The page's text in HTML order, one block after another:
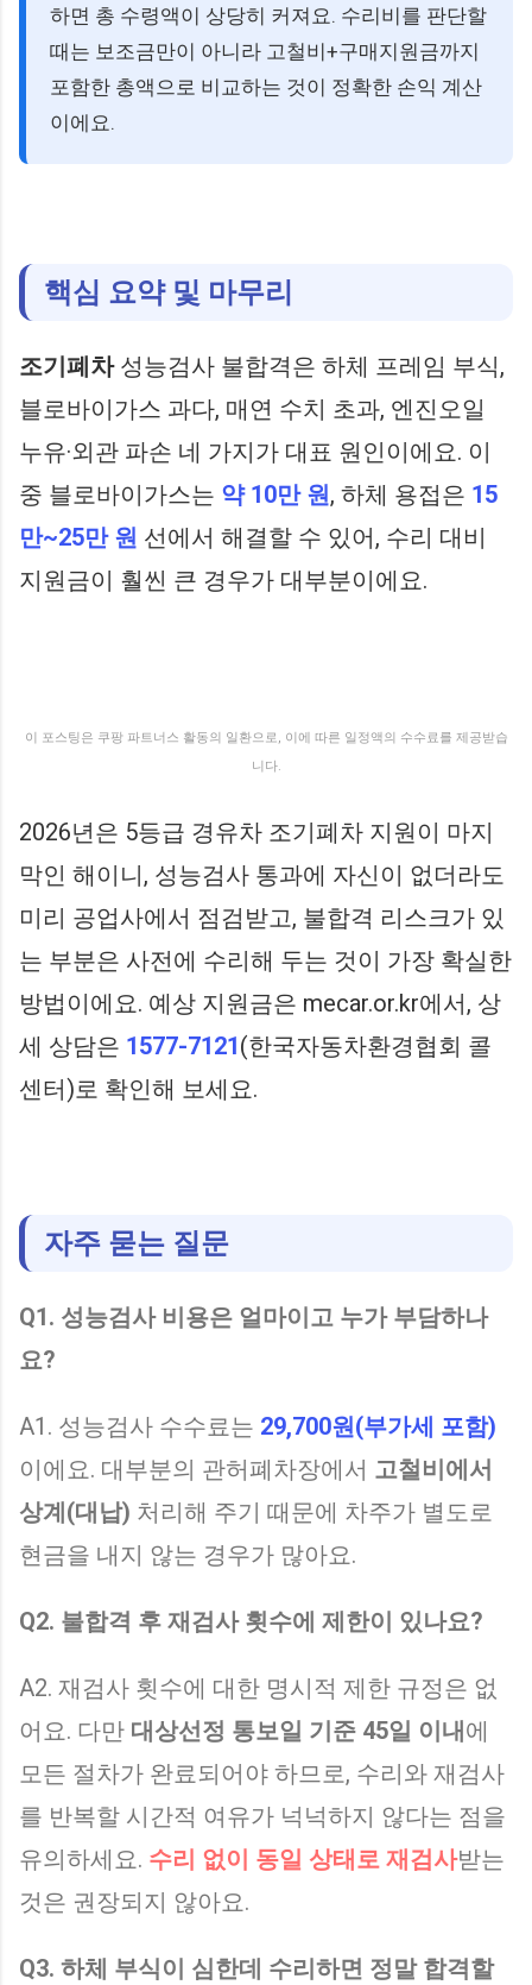
하면 총 수령액이 상당히 커져요. 수리비를 판단할
때는 보조금만이 아니라 고철비+구매지원금까지
포함한 총액으로 비교하는 것이 정확한 손익 계산
이에요.
핵심 요약 및 마무리
조기폐차성능검사 불합격은 하체 프레임 부식,
블로바이가스 과다, 매연 수치 초과, 엔진오일
누유·외관 파손 네 가지가 대표 원인이에요. 이
중 블로바이가스는 약 10만 원, 하체 용접은 15
만~25만 원 선에서 해결할 수 있어, 수리 대비
지원금이 훨씬 큰 경우가 대부분이에요.
이 포스팅은 쿠팡 파트너스 활동의 일환으로, 이에 따른 일정액의 수수료를 제공받습
니다.
2026년은 5등급 경유차 조기폐차 지원이 마지
막인 해이니, 성능검사 통과에 자신이 없더라도
미리 공업사에서 점검받고, 불합격 리스크가 있
는 부분은 사전에 수리해 두는 것이 가장 확실한
방법이에요. 예상 지원금은 mecar.or.kr에서, 상
세 상담은 1577-7121(한국자동차환경협회 콜
센터)로 확인해 보세요.
자주 묻는 질문
Q1. 성능검사 비용은 얼마이고 누가 부담하나
요?
A1. 성능검사 수수료는 29,700원(부가세 포함)
이에요. 대부분의 관허폐차장에서 고철비에서
상계(대납) 처리해 주기 때문에 차주가 별도로
현금을 내지 않는 경우가 많아요.
Q2. 불합격 후 재검사 횟수에 제한이 있나요?
A2. 재검사 횟수에 대한 명시적 제한 규정은 없
어요. 다만 대상선정 통보일 기준 45일 이내에
모든 절차가 완료되어야 하므로, 수리와 재검사
를 반복할 시간적 여유가 넉넉하지 않다는 점을
유의하세요. 수리 없이 동일 상태로 재검사받는
것은 권장되지 않아요.
Q3. 하체 부식이 심한데 수리하면 정말 합격할